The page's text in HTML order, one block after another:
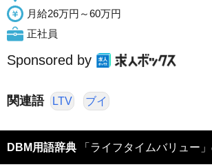
月給26万円～60万円
正社員
Sponsored by
関連語 LTV ブイ
DBM用語辞典 「ライフタイムバリュー